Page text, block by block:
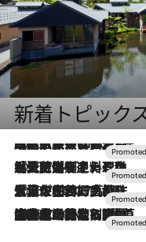
新着トピック
2026.7.31
【ホテル帰省】という選択肢をOMOが提案。家族とほどよい距離を保つには「昼は実家、夜は気兼ねなくホテルで！」
2026.7.24
【夏限定ディナーコース】旬を迎える稚鮎や花ズッキーニなどをイタリア・トスカーナの郷土料理の手法で満喫！
2026.7.17
「土佐和ハーブかき氷」がOMO7高知に登場！生姜、山椒、大葉など目にも舌にも涼を呼ぶ郷土の味
2026.7.10
NEW OPEN！【界 草津】名湯の地に誕生。趣の異なる2種の温泉と上州ならではの会席・蕎麦割烹など美食を味わう究極の癒やし旅